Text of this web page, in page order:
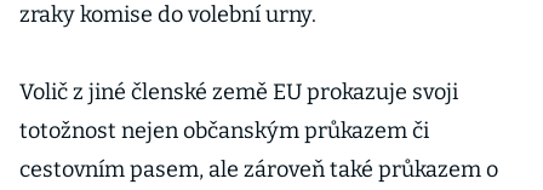
zraky komise do volební urny.
Volič z jiné členské země EU prokazuje svoji
totožnost nejen občanským průkazem či
cestovním pasem, ale zároveň také průkazem o